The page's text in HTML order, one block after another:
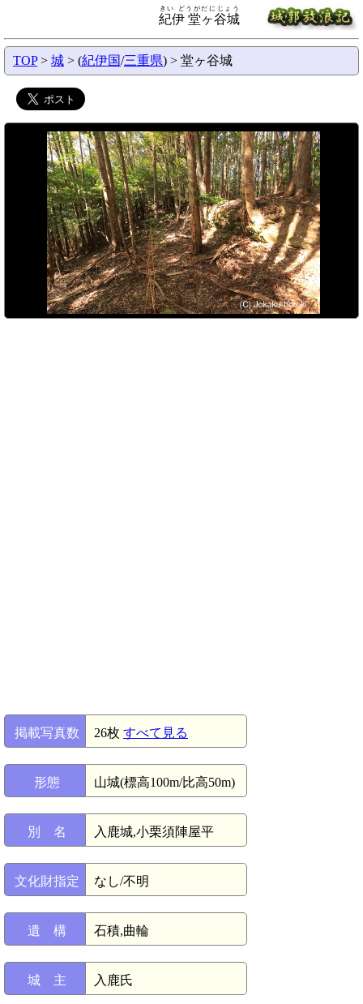
紀伊 堂ヶ谷城
きい どうがだにじょう
TOP> 城 > (紀伊国/三重県) > 堂ヶ谷城
掲載写真数 26枚 すべて見る
形態 山城(標高100m/比高50m)
別 名 入鹿城,小栗須陣屋平
文化財指定 なし/不明
遺 構 石積,曲輪
城 主 入鹿氏